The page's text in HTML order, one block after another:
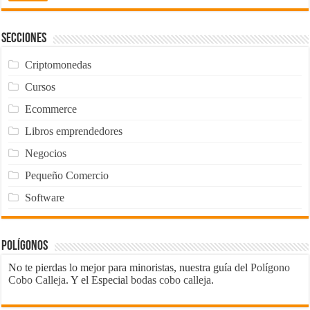
Secciones
Criptomonedas
Cursos
Ecommerce
Libros emprendedores
Negocios
Pequeño Comercio
Software
Polígonos
No te pierdas lo mejor para minoristas, nuestra guía delPolígono
Cobo Calleja. Y el Especialbodas cobo calleja.